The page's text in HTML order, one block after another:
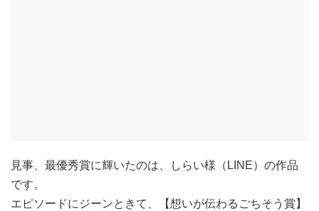
見事、最優秀賞に輝いたのは、しらい様（LINE）の作品
です。
エピソードにジーンときて、【想いが伝わるごちそう賞】